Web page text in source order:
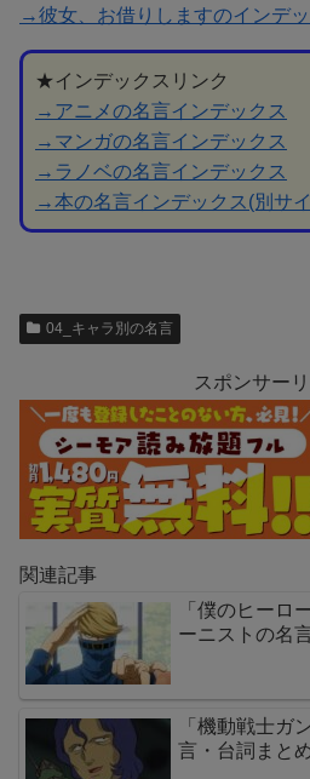
→彼女、お借りしますのインデ
★インデックスリンク
→アニメの名言インデックス
→マンガの名言インデックス
→ラノベの名言インデックス
→本の名言インデックス(別サ
04_キャラ別の名言
スポンサー
関連記事
「僕のヒーロ
ーニストの名
「機動戦士ガ
言・台詞まと